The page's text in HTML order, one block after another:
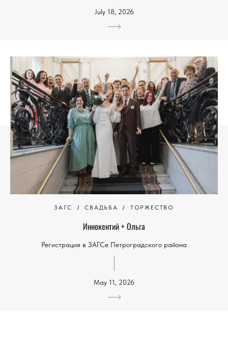
July 18, 2026
ЗАГС СВАДЬБА ТОРЖЕСТВО
Иннокентий + Ольга
Регистрация в ЗАГСе Петроградского района
May 11, 2026